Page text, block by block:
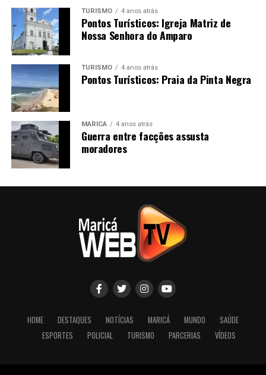
TURISMO 4 anos atrás
Pontos Turísticos: Igreja Matriz de
Nossa Senhora do Amparo
TURISMO 4 anos atrás
Pontos Turísticos: Praia da Pinta Negra
MARICÁ 4 anos atrás
Guerra entre facções assusta
moradores
HOME DESTAQUES NOTÍCIAS MARICÁ MUNDO
SAÚDE
ESPORTES
POLICIAL TURISMO PARCERIAS VÍDEOS